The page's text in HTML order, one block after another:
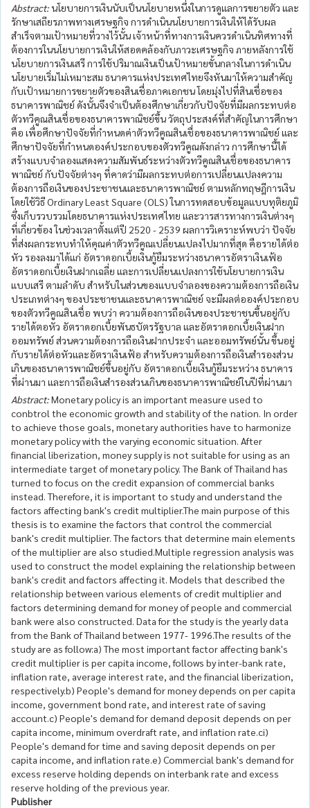
Abstract:นโยบายการเงินนับเป็นนโยบายหนึ่งในการดูแลการขยายตัว และ
รักษาเสถียรภาพทางเศรษฐกิจ การดำเนินนโยบายการเงินให้ได้รับผล
สำเร็จตามเป้าหมายที่วางไว้นั้น เจ้าหน้าที่ทางการเงินควรดำเนินทิศทางที่
ต้องการในนโยบายการเงินให้สอดคล้องกับภาวะเศรษฐกิจ ภายหลังการใช้
นโยบายการเงินเสรี การใช้ปริมาณเงินเป็นเป้าหมายขั้นกลางในการดำเนิน
นโยบายเริ่มไม่เหมาะสม ธนาคารแห่งประเทศไทยจึงหันมาให้ความสำคัญ
กับเป้าหมายการขยายตัวของสินเชื่อภาคเอกชน โดยมุ่งไปที่สินเชื่อของ
ธนาคารพาณิชย์ ดังนั้นจึงจำเป็นต้องศึกษาเกี่ยวกับปัจจัยที่มีผลกระทบต่อ
ตัวทวีคูณสินเชื่อของธนาคารพาณิชย์ขึ้น วัตถุประสงค์ที่สำคัญในการศึกษา
คือ เพื่อศึกษาปัจจัยที่กำหนดค่าตัวทวีคูณสินเชื่อของธนาคารพาณิชย์ และ
ศึกษาปัจจัยที่กำหนดองค์ประกอบของตัวทวีคูณดังกล่าว การศึกษานี้ได้
สร้างแบบจำลองแสดงความสัมพันธ์ระหว่างตัวทวีคูณสินเชื่อของธนาคาร
พาณิชย์ กับปัจจัยต่างๆ ที่คาดว่ามีผลกระทบต่อการเปลี่ยนแปลงความ
ต้องการถือเงินของประชาชนและธนาคารพาณิชย์ ตามหลักทฤษฎีการเงิน
โดยใช้วิธี Ordinary Least Square (OLS) ในการทดสอบข้อมูลแบบทุติยภูมิ
ซึ่งเก็บรวบรวมโดยธนาคารแห่งประเทศไทย และวารสารทางการเงินต่างๆ
ที่เกี่ยวข้อง ในช่วงเวลาตั้งแต่ปี 2520 - 2539 ผลการวิเคราะห์พบว่า ปัจจัย
ที่ส่งผลกระทบทำให้คุณค่าตัวทวีคูณเปลี่ยนแปลงไปมากที่สุด คือรายได้ต่อ
หัว รองลงมาได้แก่ อัตราดอกเบี้ยเงินกู้ยืมระหว่างธนาคารอัตราเงินเฟ้อ
อัตราดอกเบี้ยเงินฝากเฉลี่ย และการเปลี่ยนแปลงการใช้นโยบายการเงิน
แบบเสรี ตามลำดับ สำหรับในส่วนของแบบจำลองของความต้องการถือเงิน
ประเภทต่างๆ ของประชาชนและธนาคารพาณิชย์ จะมีผลต่อองค์ประกอบ
ของตัวทวีคูณสินเชื่อ พบว่า ความต้องการถือเงินของประชาชนขึ้นอยู่กับ
รายได้ตอหัว อัตราดอกเบี้ยพันธบัตรรัฐบาล และอัตราดอกเบี้ยเงินฝาก
ออมทรัพย์ ส่วนความต้องการถือเงินฝากประจำ และออมทรัพย์นั้น ขึ้นอยู่
กับรายได้ต่อหัวและอัตราเงินเฟ้อ สำหรับความต้องการถือเงินสำรองส่วน
เกินของธนาคารพาณิชย์ขึ้นอยู่กับ อัตราดอกเบี้ยเงินกู้ยืมระหว่าง ธนาคาร
ที่ผ่านมา และการถือเงินสำรองส่วนเกินของธนาคารพาณิชย์ในปีที่ผ่านมา
Abstract:Monetary policy is an important measure used to
conbtrol the economic growth and stability of the nation. In order
to achieve those goals, monetary authorities have to harmonize
monetary policy with the varying economic situation. After
financial liberization, money supply is not suitable for using as an
intermediate target of monetary policy. The Bank of Thailand has
turned to focus on the credit expansion of commercial banks
instead. Therefore, it is important to study and understand the
factors affecting bank's credit multiplier.The main purpose of this
thesis is to examine the factors that control the commercial
bank's credit multiplier. The factors that determine main elements
of the multiplier are also studied.Multiple regression analysis was
used to construct the model explaining the relationship between
bank's credit and factors affecting it. Models that described the
relationship between various elements of credit multiplier and
factors determining demand for money of people and commercial
bank were also constructed. Data for the study is the yearly data
from the Bank of Thailand between 1977- 1996.The results of the
study are as follow:a) The most important factor affecting bank's
credit multiplier is per capita income, follows by inter-bank rate,
inflation rate, average interest rate, and the financial liberization,
respectively.b) People's demand for money depends on per capita
income, government bond rate, and interest rate of saving
account.c) People's demand for demand deposit depends on per
capita income, minimum overdraft rate, and inflation rate.ci)
People's demand for time and saving deposit depends on per
capita income, and inflation rate.e) Commercial bank's demand for
excess reserve holding depends on interbank rate and excess
reserve holding of the previous year.
Publisher